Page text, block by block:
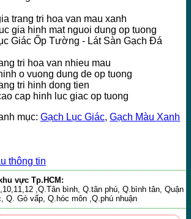
mục: Gạch Lục Giác, Gạch Màu Xanh
thông tin
vực Tp.HCM:
,Q.Tân bình, Q.tân phú, Q.bình tân, Quận
Q. Gò vấp, Q.hóc môn ,Q.phú nhuận